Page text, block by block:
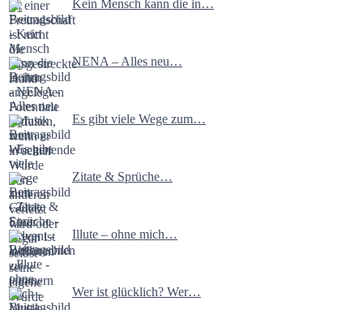
Kein Mensch kann die in…
NENA – Alles neu…
Es gibt viele Wege zum…
Zitate & Sprüche…
Illute – ohne mich…
Wer ist glücklich? Wer…